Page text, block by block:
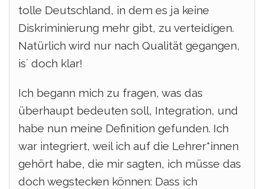
tolle Deutschland, in dem es ja keine
Diskriminierung mehr gibt, zu verteidigen.
Natürlich wird nur nach Qualität gegangen,
is´ doch klar!
Ich begann mich zu fragen, was das
überhaupt bedeuten soll, Integration, und
habe nun meine Definition gefunden. Ich
war integriert, weil ich auf die Lehrer*innen
gehört habe, die mir sagten, ich müsse das
doch wegstecken können: Dass ich